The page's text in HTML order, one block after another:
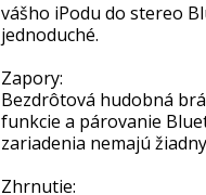
vášho iPodu do stereo
jednoduché.
Zapory:
Bezdrôtová hudobná
funkcie a párovanie
zariadenia nemajú
Zhrnutie: